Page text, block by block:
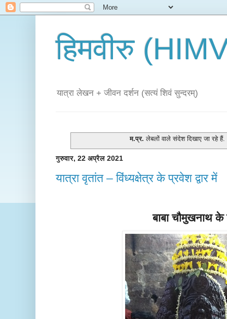
हिमवीरु
यात्रा लेखन + जीवन दर्शन (सत्यं शिवं सुन्दरम्)
म.प्र. लेबलों वाले संदेश दिखाए जा रहे हैं.
गुरुवार, 22 अप्रैल 2021
यात्रा वृतांत – विंध्यक्षेत्र के प्रवेश द्वार में
बाबा चौमुखनाथ